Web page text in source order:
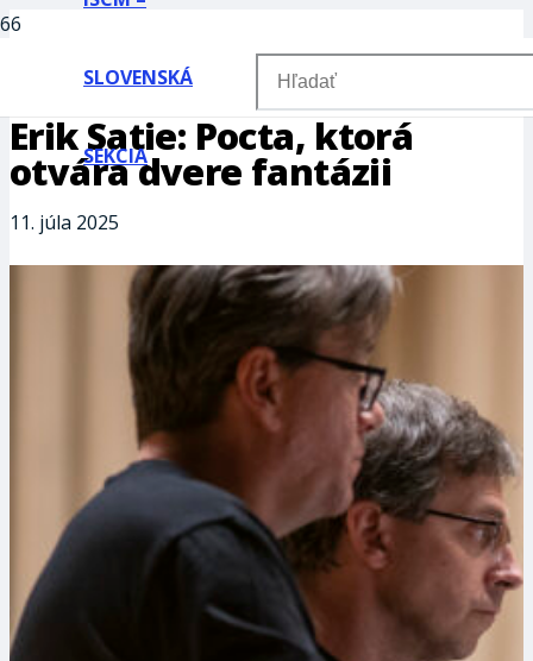
SLOVENSKÁ
SEKCIA
Erik Satie: Pocta, ktorá
otvára dvere fantázii
11. júla 2025